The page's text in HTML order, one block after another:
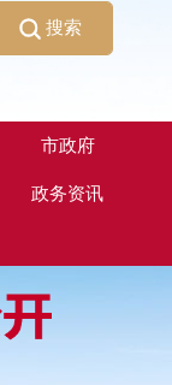
搜索
市政府
政务资讯